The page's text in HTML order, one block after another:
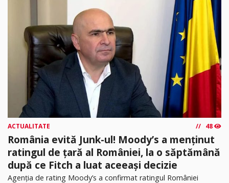
ACTUALITATE 48
România evită Junk-ul! Moody’s a menținut
ratingul de țară al României, la o săptămână
după ce Fitch a luat aceeași decizie
Agenția de rating Moody’s a confirmat ratingul României